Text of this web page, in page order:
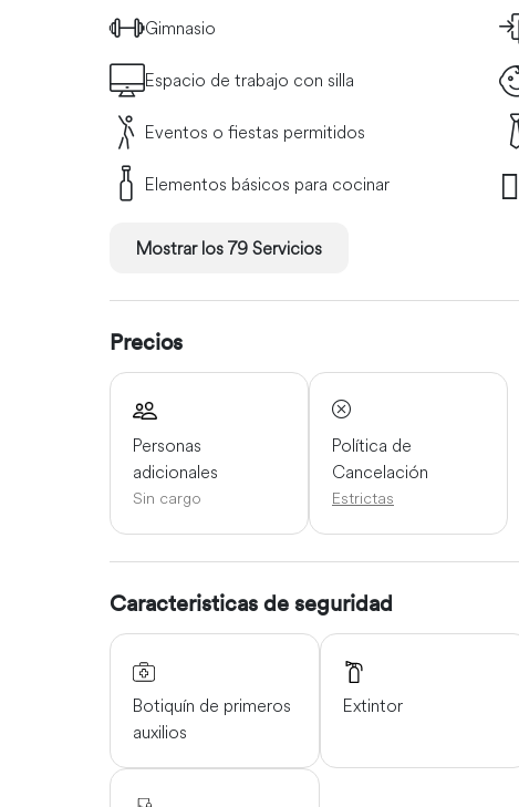
Gimnasio
Espacio de trabajo con silla
Eventos o fiestas permitidos
Elementos básicos para cocinar
Mostrar los 79 Servicios
Precios
Personas
adicionales
Sin cargo
Política de
Cancelación
Estrictas
Caracteristicas de seguridad
Botiquín de primeros
auxilios
Extintor